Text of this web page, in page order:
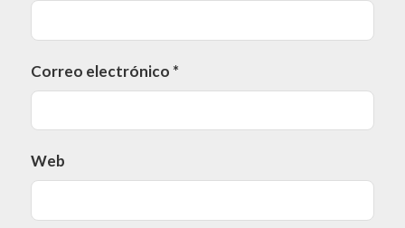
Correo electrónico *
Web